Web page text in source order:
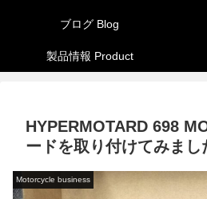
ブログ Blog
製品情報 Product
HYPERMOTARD 698
ードを取り付けてみまし
Motorcycle business